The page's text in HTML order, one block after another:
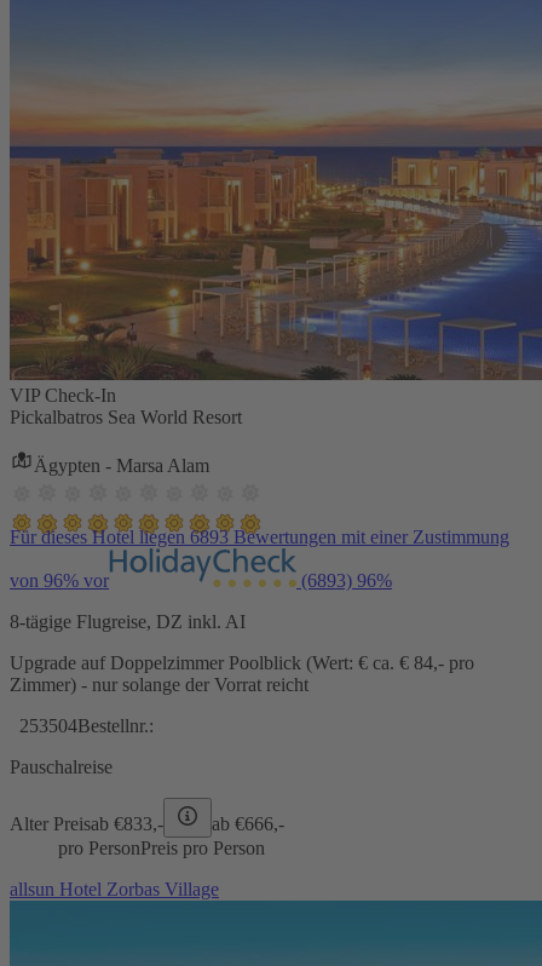
VIP Check-In
Pickalbatros Sea World Resort
Ägypten - Marsa Alam
Für dieses Hotel liegen 6893 Bewertungen mit einer Zustimmung
von 96% vor (6893) 96%
8-tägige Flugreise, DZ inkl. AI
Upgrade auf Doppelzimmer Poolblick (Wert: € ca. € 84,- pro
Zimmer) - nur solange der Vorrat reicht
253504Bestellnr.:
Pauschalreise
Alter Preisab €833,- ab €666,-
pro PersonPreis pro Person
allsun Hotel Zorbas Village